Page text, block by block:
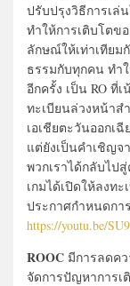
ปรับปรุงวิธีการเล่
ทำให้การเติบโตข
ลักษณ์ให้เท่าเทียม
ธรรมกับทุกคน ทำ
อีกครั้ง เป็น RO ที่เ
ทะเบียนล่วงหน้าส
เอเชียตะวันออกเ
แต่ยังเป็นคำเชิญจ
พวกเราได้กลับไป
เกมได้เปิดให้ลงท
ประกาศกำหนดกา
https://youtu.be/
ROOC มีการลดค
จัดการปัญหาการเ